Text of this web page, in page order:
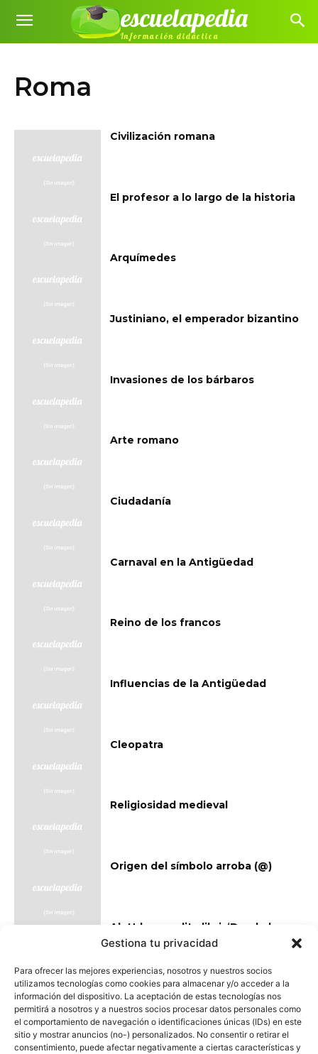
Gestiona tu privacidad
Para ofrecer las mejores experiencias, nosotros y nuestros socios
utilizamos tecnologías como cookies para almacenar y/o acceder a la
información del dispositivo. La aceptación de estas tecnologías nos
permitirá a nosotros y a nuestros socios procesar datos personales como
el comportamiento de navegación o identificaciones únicas (IDs) en este
sitio y mostrar anuncios (no-) personalizados. No consentir o retirar el
consentimiento, puede afectar negativamente a ciertas características y
escuelapedia
Información didáctica
Roma
Civilización romana
El profesor a lo largo de la historia
Arquímedes
Justiniano, el emperador bizantino
Invasiones de los bárbaros
Arte romano
Ciudadanía
Carnaval en la Antigüedad
Reino de los francos
Influencias de la Antigüedad
Cleopatra
Religiosidad medieval
Origen del símbolo arroba (@)
Ab Urbe condita libri: ‘Desde la
fundación de la ciudad’
Tito Lívio (Titus Livius)